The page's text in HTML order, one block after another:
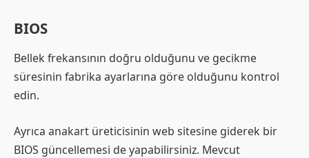
BIOS
Bellek frekansının doğru olduğunu ve gecikme
süresinin fabrika ayarlarına göre olduğunu kontrol
edin.
Ayrıca anakart üreticisinin web sitesine giderek bir
BIOS güncellemesi de yapabilirsiniz. Mevcut